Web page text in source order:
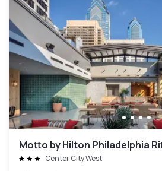
Motto by Hilton Philadelphia
Center City West